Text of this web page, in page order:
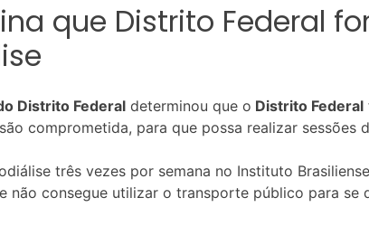
que Distrito Federal
Distrito Federal determinou que o Distrito Federal
comprometida, para que possa realizar sessões
três vezes por semana no Instituto
não consegue utilizar o transporte público para